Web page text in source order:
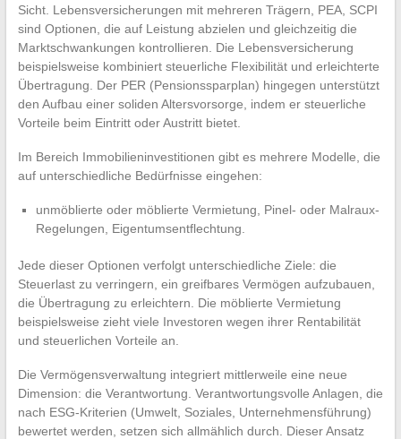
Sicht. Lebensversicherungen mit mehreren Trägern, PEA, SCPI
sind Optionen, die auf Leistung abzielen und gleichzeitig die
Marktschwankungen kontrollieren. Die Lebensversicherung
beispielsweise kombiniert steuerliche Flexibilität und erleichterte
Übertragung. Der PER (Pensionssparplan) hingegen unterstützt
den Aufbau einer soliden Altersvorsorge, indem er steuerliche
Vorteile beim Eintritt oder Austritt bietet.
Im Bereich Immobilieninvestitionen gibt es mehrere Modelle, die
auf unterschiedliche Bedürfnisse eingehen:
unmöblierte oder möblierte Vermietung, Pinel- oder Malraux-
Regelungen, Eigentumsentflechtung.
Jede dieser Optionen verfolgt unterschiedliche Ziele: die
Steuerlast zu verringern, ein greifbares Vermögen aufzubauen,
die Übertragung zu erleichtern. Die möblierte Vermietung
beispielsweise zieht viele Investoren wegen ihrer Rentabilität
und steuerlichen Vorteile an.
Die Vermögensverwaltung integriert mittlerweile eine neue
Dimension: die Verantwortung. Verantwortungsvolle Anlagen, die
nach ESG-Kriterien (Umwelt, Soziales, Unternehmensführung)
bewertet werden, setzen sich allmählich durch. Dieser Ansatz